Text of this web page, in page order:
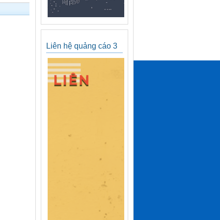
Liên hệ quảng cáo 3